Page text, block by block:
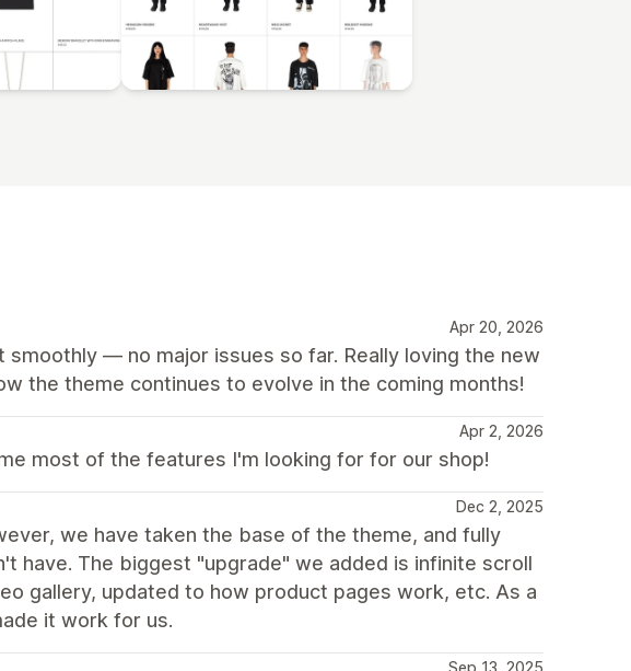
Apr 20, 2026
— no major issues so far. Really loving the new
the theme continues to evolve in the coming months!
Apr 2, 2026
most of the features I'm looking for for our shop!
Dec 2, 2025
we have taken the base of the theme, and fully
have. The biggest "upgrade" we added is infinite scroll
gallery, updated to how product pages work, etc. As a
it work for us.
Sep 13, 2025